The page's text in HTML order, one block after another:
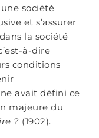
société
et s’assurer
la société
à-dire
conditions
avait défini ce
majeure du
? (1902).